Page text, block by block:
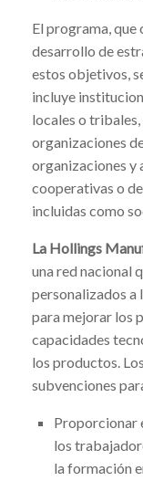
El programa, que
desarrollo de
estos objetivos,
incluye
locales o
organizaciones
organizaciones y
cooperativas o
incluidas como
La Hollings
una red nacional
personalizados a
para mejorar los
capacidades
los productos.
subvenciones
Proporcionar
los
la formación